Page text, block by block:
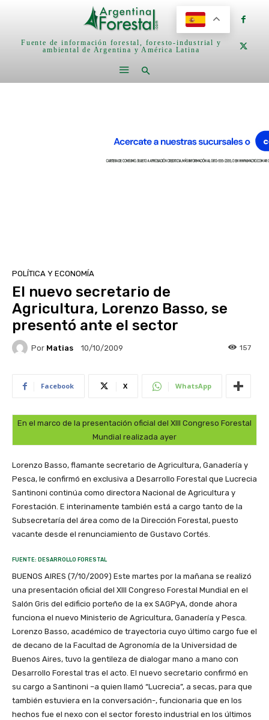
Fuente de información forestal, foresto-industrial y
ambiental de Argentina y América Latina
POLÍTICA Y ECONOMÍA
El nuevo secretario de
Agricultura, Lorenzo Basso, se
presentó ante el sector
Por Matias 10/10/2009 157
Facebook X WhatsApp
En el marco de la presentación oficial del XIII Congreso Forestal
Mundial realizada ayer
Lorenzo Basso, flamante secretario de Agricultura, Ganadería y
Pesca, le confirmó en exclusiva a Desarrollo Forestal que Lucrecia
Santinoni continúa como directora Nacional de Agricultura y
Forestación. E interinamente también está a cargo tanto de la
Subsecretaría del área como de la Dirección Forestal, puesto
vacante desde el renunciamiento de Gustavo Cortés.
FUENTE: DESARROLLO FORESTAL
BUENOS AIRES (7/10/2009) Este martes por la mañana se realizó
una presentación oficial del XIII Congreso Forestal Mundial en el
Salón Gris del edificio porteño de la ex SAGPyA, donde ahora
funciona el nuevo Ministerio de Agricultura, Ganadería y Pesca.
Lorenzo Basso, académico de trayectoria cuyo último cargo fue el
de decano de la Facultad de Agronomía de la Universidad de
Buenos Aires, tuvo la gentileza de dialogar mano a mano con
Desarrollo Forestal tras el acto. El nuevo secretario confirmó en
su cargo a Santinoni –a quien llamó “Lucrecia”, a secas, para que
también estuviera en la conversación-, funcionaria que en los
hechos fue el nexo con el sector foresto industrial en los últimos